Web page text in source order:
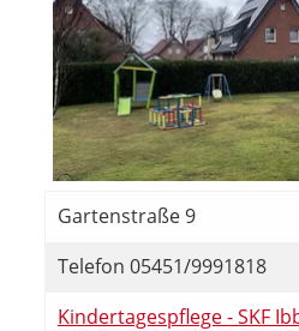
Gartenstraße 9
Telefon 05451/9991818
Kindertagespflege - SKF